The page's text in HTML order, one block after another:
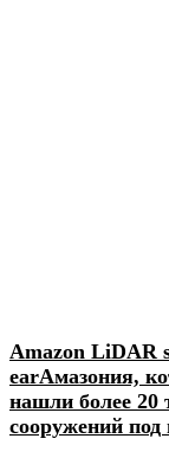
Amazon LiDAR
earАмазония,
нашли более 20
сооружений